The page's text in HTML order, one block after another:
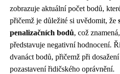
zobrazuje aktuální počet bodů,
přičemž je důležité si uvědomit, že
penalizačních bodů, což
představuje negativní hodnocení.
dvanáct bodů, přičemž při
pozastavení řidičského oprávnění.